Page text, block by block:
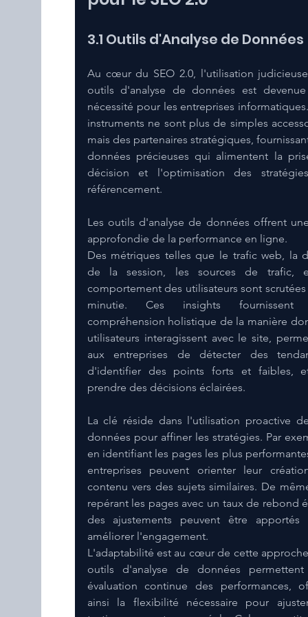
3.1 Outils d'Analyse de Données
Au cœur du SEO 2.0, l'utilisation
outils d'analyse de données est
nécessité pour les entreprises
instruments ne sont plus de simples
mais des partenaires stratégiques,
données précieuses qui alimentent la
décision et l'optimisation des
référencement.
Les outils d'analyse de données offrent
approfondie de la performance en ligne.
Des métriques telles que le trafic web, la
de la session, les sources de trafic,
comportement des utilisateurs sont scrutées
minutie. Ces insights fournissent
compréhension holistique de la manière
utilisateurs interagissent avec le site,
aux entreprises de détecter des
d'identifier des points forts et faibles,
prendre des décisions éclairées.
La clé réside dans l'utilisation proactive
données pour affiner les stratégies. Par
en identifiant les pages les plus
entreprises peuvent orienter leur
contenu vers des sujets similaires. De
repérant les pages avec un taux de rebond
des ajustements peuvent être apportés
améliorer l'engagement.
L'adaptabilité est au cœur de cette
outils d'analyse de données
évaluation continue des performances,
ainsi la flexibilité nécessaire pour